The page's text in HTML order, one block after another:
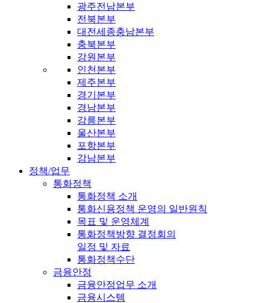
광주전남본부
전북본부
대전세종충남본부
충북본부
강원본부
인천본부
제주본부
경기본부
경남본부
강릉본부
울산본부
포항본부
강남본부
정책/업무
통화정책
통화정책 소개
통화신용정책 운영의 일반원칙
목표 및 운영체계
통화정책방향 결정회의
일정 및 자료
통화정책수단
금융안정
금융안정업무 소개
금융시스템